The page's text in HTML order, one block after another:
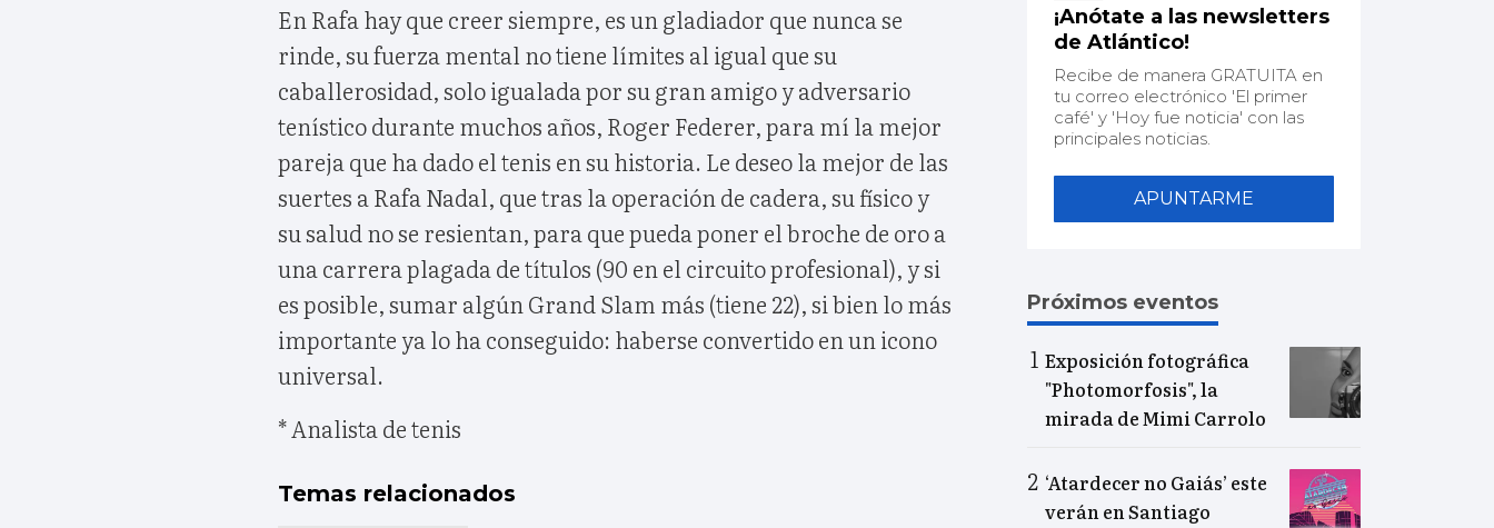
En Rafa hay que creer siempre, es un gladiador que nunca se
rinde, su fuerza mental no tiene límites al igual que su
caballerosidad, solo igualada por su gran amigo y adversario
tenístico durante muchos años, Roger Federer, para mí la mejor
pareja que ha dado el tenis en su historia. Le deseo la mejor de las
suertes a Rafa Nadal, que tras la operación de cadera, su físico y
su salud no se resientan, para que pueda poner el broche de oro a
una carrera plagada de títulos (90 en el circuito profesional), y si
es posible, sumar algún Grand Slam más (tiene 22), si bien lo más
importante ya lo ha conseguido: haberse convertido en un icono
universal.
* Analista de tenis
Temas relacionados
¡Anótate a las newsletters
de Atlántico!
Recibe de manera GRATUITA en
tu correo electrónico 'El primer
café' y 'Hoy fue noticia' con las
principales noticias.
APUNTARME
Próximos eventos
Exposición fotográfica
"Photomorfosis", la
mirada de Mimi Carrolo
‘Atardecer no Gaiás’ este
verán en Santiago